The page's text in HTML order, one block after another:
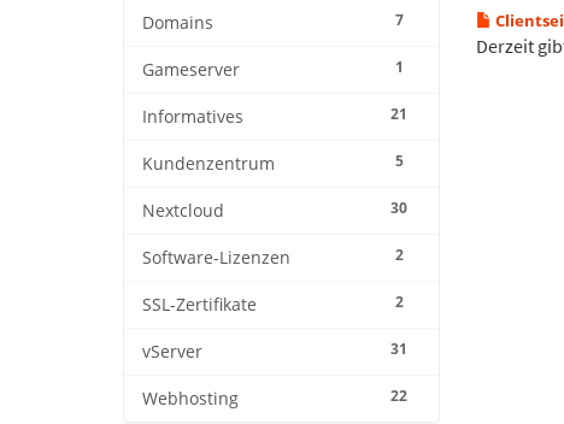
7
Domains
1
Gameserver
21
Informatives
5
Kundenzentrum
30
Nextcloud
2
Software-Lizenzen
2
SSL-Zertifikate
31
vServer
22
Webhosting
Derzeit